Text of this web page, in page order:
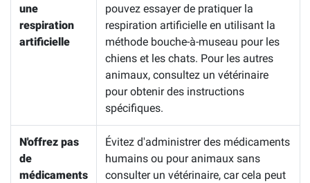
une
respiration
artificielle
pouvez essayer de pratiquer la
respiration artificielle en utilisant la
méthode bouche-à-museau pour les
chiens et les chats. Pour les autres
animaux, consultez un vétérinaire
pour obtenir des instructions
spécifiques.
N'offrez pas
de
médicaments
Évitez d'administrer des médicaments
humains ou pour animaux sans
consulter un vétérinaire, car cela peut